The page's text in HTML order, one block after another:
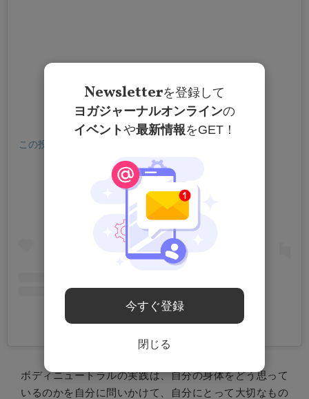
この投稿をInstagramで見る
Lizzo(@lizzobeeating)がシェアした投稿
ボディニュートラルの実践は、自分の身体をどう思って
いるのかを自分に問いかけて、自分にとって大切なもの
Newsletterを登録して
ヨガジャーナルオンラインの
イベントや最新情報をGET！
今すぐ登録
閉じる